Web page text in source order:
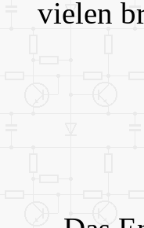
vielen